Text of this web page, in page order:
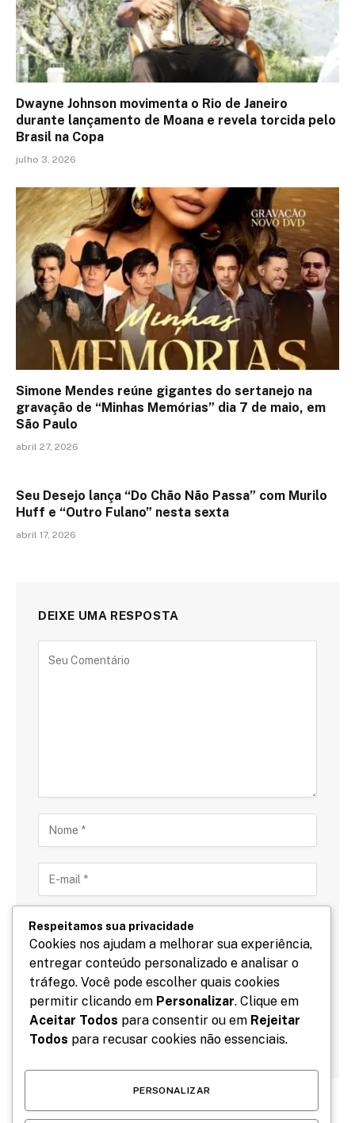
Dwayne Johnson movimenta o Rio de Janeiro
durante lançamento de Moana e revela torcida pelo
Brasil na Copa
julho 3, 2026
Simone Mendes reúne gigantes do sertanejo na
gravação de “Minhas Memórias” dia 7 de maio, em
São Paulo
abril 27, 2026
Seu Desejo lança “Do Chão Não Passa” com Murilo
Huff e “Outro Fulano” nesta sexta
abril 17, 2026
DEIXE UMA RESPOSTA
Salve meu nome, email e site neste navegador para
a próxima vez que eu comentar.
Respeitamos sua privacidade
Cookies nos ajudam a melhorar sua experiência,
entregar conteúdo personalizado e analisar o
tráfego. Você pode escolher quais cookies
permitir clicando em Personalizar. Clique em
Aceitar Todos para consentir ou em Rejeitar
Todos para recusar cookies não essenciais.
PERSONALIZAR